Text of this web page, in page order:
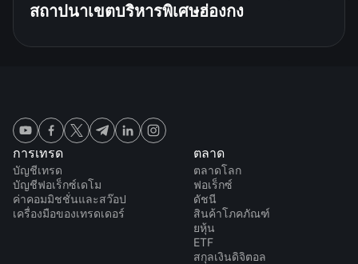
สถาปนาเขตบริหารพิเศษฮ่องกง
การเทรด
บัญชีเทรด
บัญชีฟอเร็กซ์เดโม
ค่าคอมมิชชั่นและสว๊อป
เครื่องมือของเทรดเดอร์
ตลาด
ตลาดโลก
ฟอเร็กซ์
ดัชนี
สินค้าโภคภัณฑ์
ยหุ้น
ETF
สกุลเงินดิจิตอล